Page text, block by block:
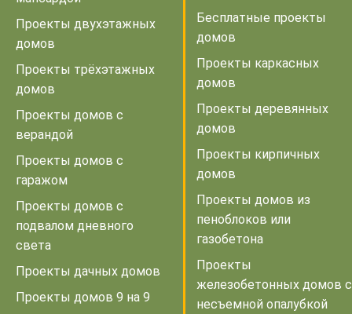
Проекты двухэтажных
домов
Проекты трёхэтажных
домов
Проекты домов с
верандой
Проекты домов с
гаражом
Проекты домов с
подвалом дневного
света
Проекты дачных домов
Проекты домов 9 на 9
Бесплатные проекты
домов
Проекты каркасных
домов
Проекты деревянных
домов
Проекты кирпичных
домов
Проекты домов из
пеноблоков или
газобетона
Проекты
железобетонных домов с
несъемной опалубкой